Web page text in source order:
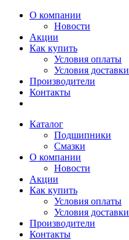
О компании
Новости
Акции
Как купить
Условия оплаты
Условия доставки
Производители
Контакты
Каталог
Подшипники
Смазки
О компании
Новости
Акции
Как купить
Условия оплаты
Условия доставки
Производители
Контакты